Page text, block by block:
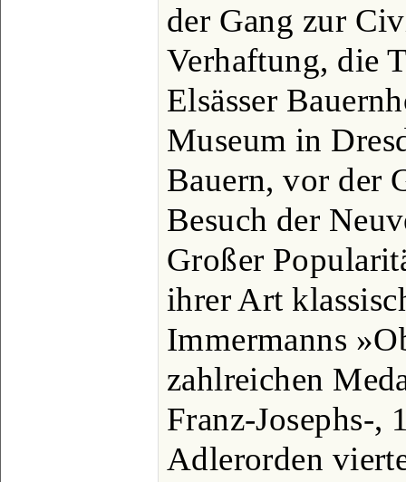
der Gang zur
Verhaftung, die
Elsässer
Museum in
Bauern, vor der
Besuch der
Großer
ihrer Art
Immermanns
zahlreichen
Franz-Josephs-,
Adlerorden